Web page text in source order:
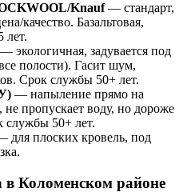
Knauf— стандарт,
качество. Базальтовая,
лет.
— экологичная, задувается под
полости). Гасит шум,
Срок службы 50+ лет.
— напыление прямо на
пропускает воду, но дороже
службы 50+ лет.
для плоских кровель, под
Коломенском районе